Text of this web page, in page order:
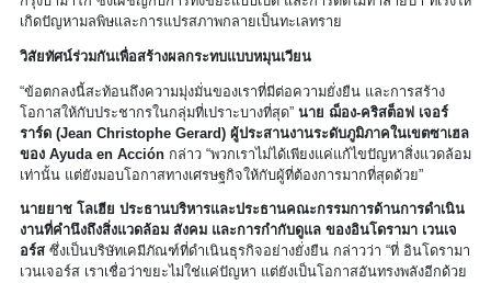
เกิดปัญหามลพิษและการแปรสภาพกลายเป็นทะเลทราย
วิสัยทัศน์ร่วมกันเพื่อสร้างผลกระทบแบบหมุนเวียน
“ข้อตกลงนี้สะท้อนถึงความมุ่งมั่นของเราที่มีต่อความยั่งยืน และการสร้าง
โอกาสให้กับประชากรในกลุ่มที่เปราะบางที่สุด” นาย ฌ็อง-คริสต็อฟ เจอร์
ราร์ด (Jean Christophe Gerard) ผู้ประสานงานระดับภูมิภาคในเขตซาเฮล
ของ Ayuda en Acción กล่าว “พวกเราไม่ได้เพียงแค่แก้ไขปัญหาสิ่งแวดล้อม
เท่านั้น แต่ยังมอบโอกาสทางเศรษฐกิจให้กับผู้ที่ต้องการมากที่สุดด้วย”
นายยาช โลเฮีย ประธานบริหารและประธานคณะกรรมการด้านการดำเนิน
งานที่คำนึงถึงสิ่งแวดล้อม สังคม และการกำกับดูแล ของอินโดรามา เวนเจ
อร์ส ซึ่งเป็นบริษัทเคมีภัณฑ์ที่ดำเนินธุรกิจอย่างยั่งยืน กล่าวว่า “ที่ อินโดรามา
เวนเจอร์ส เราเชื่อว่าขยะไม่ใช่แค่ปัญหา แต่ยังเป็นโอกาสอันทรงพลังอีกด้วย